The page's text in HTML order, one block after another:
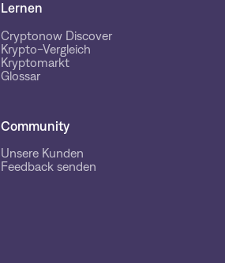
Lernen
Cryptonow Discover
Krypto-Vergleich
Kryptomarkt
Glossar
Community
Unsere Kunden
Feedback senden